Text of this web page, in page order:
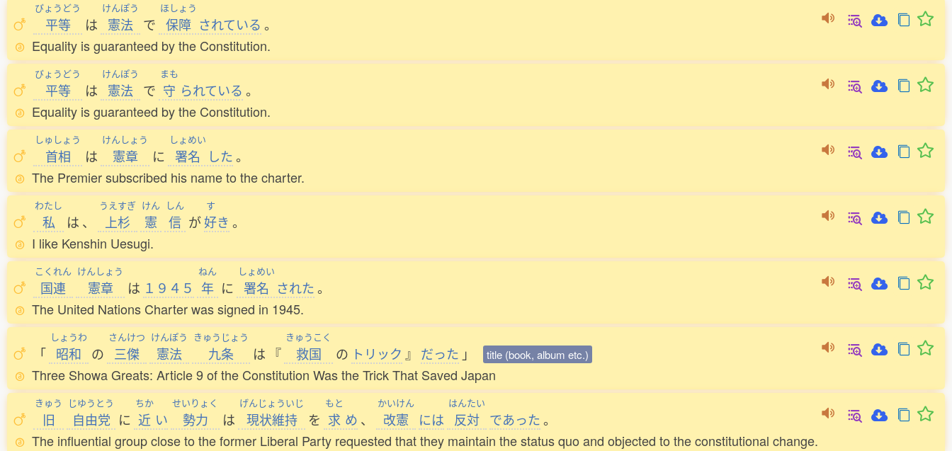
びょうどう
平等 は
けんぽう
憲法 で
ほしょう
保障 されている 。
Equality is guaranteed by the Constitution.
びょうどう
平等 は
けんぽう
憲法 で
まも
守 られている 。
Equality is guaranteed by the Constitution.
しゅしょう
首相 は
けんしょう
憲章 に
しょめい
署名 した。
The Premier subscribed his name to the charter.
わたし
私 は 、
うえすぎ
上杉
けん
憲
しん
信 が
す
好き 。
I like Kenshin Uesugi.
こくれん
国連
けんしょう
憲章 は １９４５
ねん
年 に
しょめい
署名 された。
The United Nations Charter was signed in 1945.
「
しょうわ
昭和 の
さんけつ
三傑
けんぽう
憲法
きゅうじょう
九条 は 『
きゅうこく
救国 の トリック 』 だった 」 title (book, album etc.)
Three Showa Greats: Article 9 of the Constitution Was the Trick That Saved Japan
きゅう
旧
じゆうとう
自由党 に
ちか
近 い
せいりょく
勢力 は
げんじょういじ
現状維持 を
もと
求 め 、
かいけん
改憲 には
はんたい
反対 であった。
The influential group close to the former Liberal Party requested that they maintain the status quo and objected to the constitutional change.